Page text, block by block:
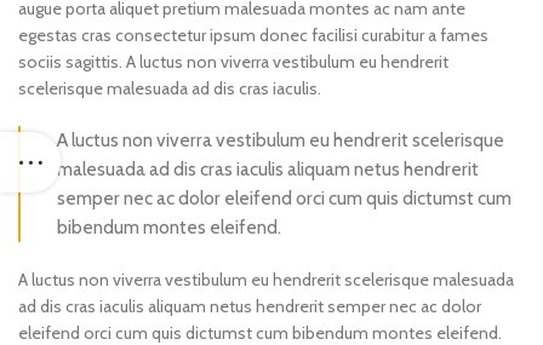
augue porta aliquet pretium malesuada montes ac nam ante
egestas cras consectetur ipsum donec facilisi curabitur a fames
sociis sagittis. A luctus non viverra vestibulum eu hendrerit
scelerisque malesuada ad dis cras iaculis.
A luctus non viverra vestibulum eu hendrerit scelerisque
malesuada ad dis cras iaculis aliquam netus hendrerit
semper nec ac dolor eleifend orci cum quis dictumst cum
bibendum montes eleifend.
A luctus non viverra vestibulum eu hendrerit scelerisque malesuada
ad dis cras iaculis aliquam netus hendrerit semper nec ac dolor
eleifend orci cum quis dictumst cum bibendum montes eleifend.